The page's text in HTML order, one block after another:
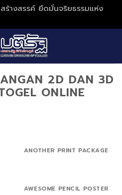
างสรรค์ ยึดมั่นจริยธรรมแห่ง
2D DAN 3D
ONLINE
ANOTHER PRINT PACKAGE
AWESOME PENCIL POSTER